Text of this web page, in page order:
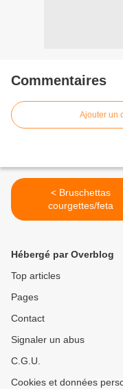
Commentaires
Ajouter un
< Bruschettas
courgettes/feta
Hébergé par Overblog
Top articles
Pages
Contact
Signaler un abus
C.G.U.
Cookies et données